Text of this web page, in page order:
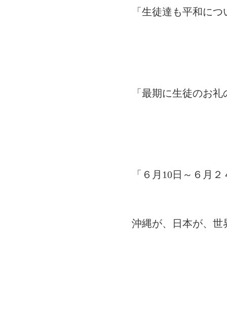
「生徒達も平和につ
「最期に生徒のお礼
「６月10日～６月２
沖縄が、日本が、世